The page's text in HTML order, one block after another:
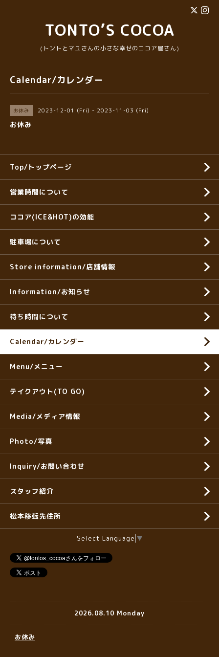
TONTO’S COCOA
(トントとマユさんの小さな幸せのココア屋さん)
Calendar/カレンダー
お休み 2023-12-01 (Fri) - 2023-11-03 (Fri)
お休み
Top/トップページ
営業時間について
ココア(ICE&HOT)の効能
駐車場について
Store information/店舗情報
Information/お知らせ
待ち時間について
Calendar/カレンダー
Menu/メニュー
テイクアウト(TO GO)
Media/メディア情報
Photo/写真
Inquiry/お問い合わせ
スタッフ紹介
松本移転先住所
Select Language ▼
2026.08.10 Monday
お休み